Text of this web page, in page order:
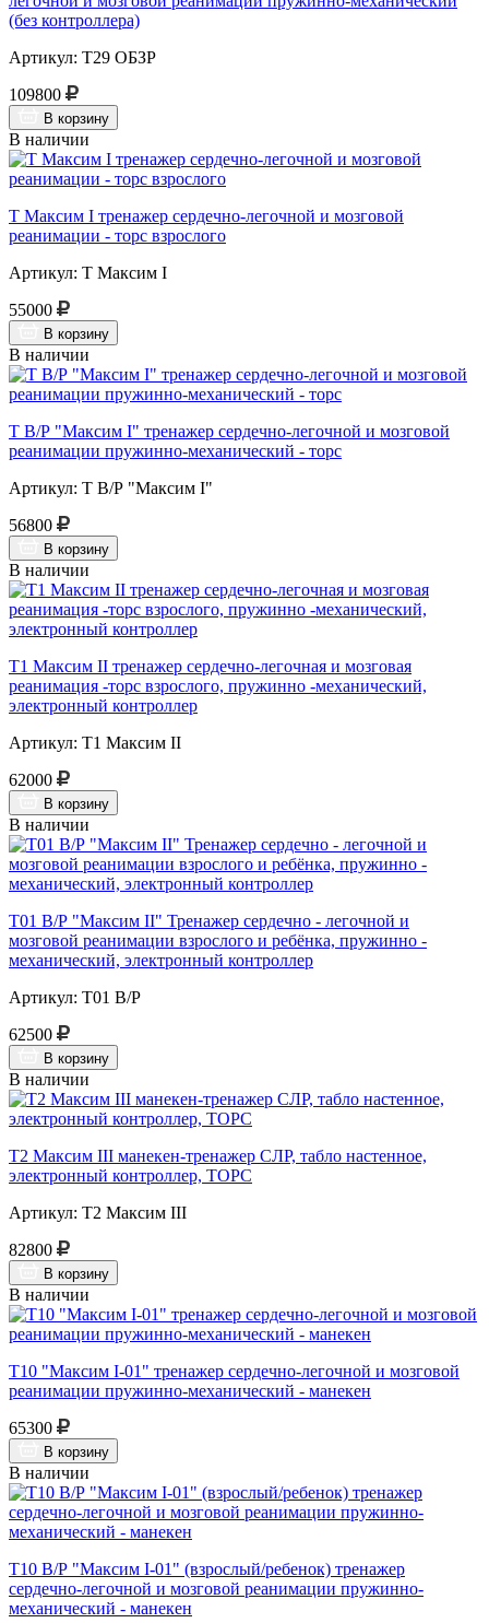
(без контроллера)
Артикул: Т29 ОБЗР
109800
В корзину
В наличии
Т Максим I тренажер сердечно-легочной и мозговой
реанимации - торс взрослого
Артикул: Т Максим I
55000
В корзину
В наличии
Т В/Р "Максим I" тренажер сердечно-легочной и мозговой
реанимации пружинно-механический - торс
Артикул: Т В/Р "Максим I"
56800
В корзину
В наличии
Т1 Максим II тренажер сердечно-легочная и мозговая
реанимация -торс взрослого, пружинно -механический,
электронный контроллер
Артикул: Т1 Максим II
62000
В корзину
В наличии
Т01 В/Р "Максим II" Тренажер сердечно - легочной и
мозговой реанимации взрослого и ребёнка, пружинно -
механический, электронный контроллер
Артикул: Т01 В/Р
62500
В корзину
В наличии
Т2 Максим III манекен-тренажер СЛР, табло настенное,
электронный контроллер, ТОРС
Артикул: Т2 Максим III
82800
В корзину
В наличии
Т10 "Максим I-01" тренажер сердечно-легочной и мозговой
реанимации пружинно-механический - манекен
65300
В корзину
В наличии
Т10 В/Р "Максим I-01" (взрослый/ребенок) тренажер
сердечно-легочной и мозговой реанимации пружинно-
механический - манекен